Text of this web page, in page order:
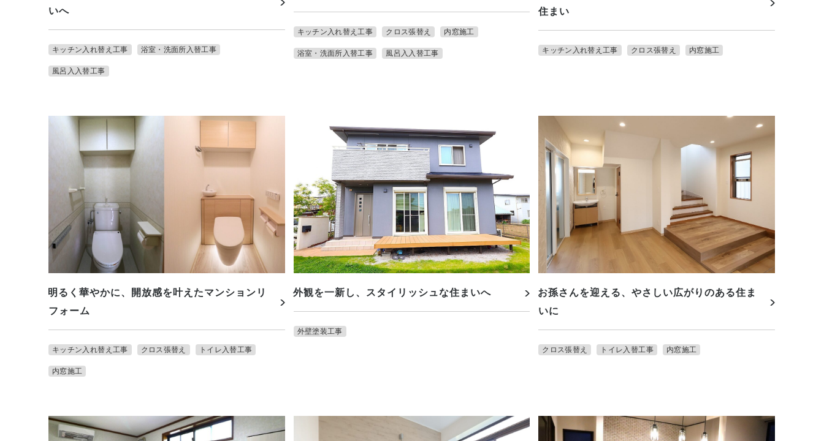
いへ
キッチン入れ替え工事 浴室・洗面所入替工事
風呂入入替工事
キッチン入れ替え工事 クロス張替え 内窓施工
浴室・洗面所入替工事 風呂入入替工事
住まい
キッチン入れ替え工事 クロス張替え 内窓施工
明るく華やかに、開放感を叶えたマンションリ
フォーム
キッチン入れ替え工事 クロス張替え トイレ入替工事
内窓施工
外観を一新し、スタイリッシュな住まいへ
外壁塗装工事
お孫さんを迎える、やさしい広がりのある住ま
いに
クロス張替え トイレ入替工事 内窓施工